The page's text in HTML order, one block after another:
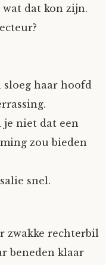
dat kon zijn.
sloeg haar hoofd
je niet dat een
zou bieden
snel.
zwakke rechterbil
beneden klaar